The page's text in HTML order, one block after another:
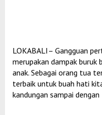
LOKABALI– Gangguan
merupakan dampak buruk
anak. Sebagai orang tua
terbaik untuk buah hati
kandungan sampai dengan